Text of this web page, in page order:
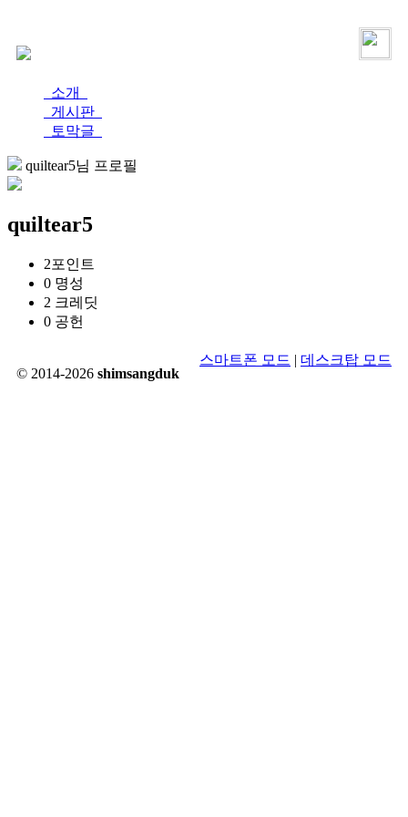
소개
게시판
토막글
quiltear5님 프로필
quiltear5
2포인트
0 명성
2 크레딧
0 공헌
© 2014-2026 shimsangduk
스마트폰 모드 | 데스크탑 모드